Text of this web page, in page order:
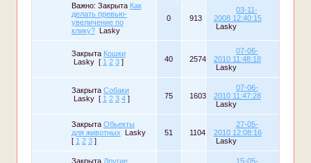
Важно: Закрыта Как
делать превью-
увеличение по
клику?
Lasky
0 913
03-11-
2008 12:40:15
Lasky
Закрыта Кошки
Lasky
[ 1 2 3 ] 40 2574
07-06-
2010 11:48:18
Lasky
Закрыта Собаки
Lasky
[ 1 2 3 4 ] 75 1603
07-06-
2010 11:47:28
Lasky
Закрыта Обьекты
для животных
Lasky
[ 1 2 3 ]
51 1104
27-05-
2010 12:08:16
Lasky
Закрыта Другие 15-05-